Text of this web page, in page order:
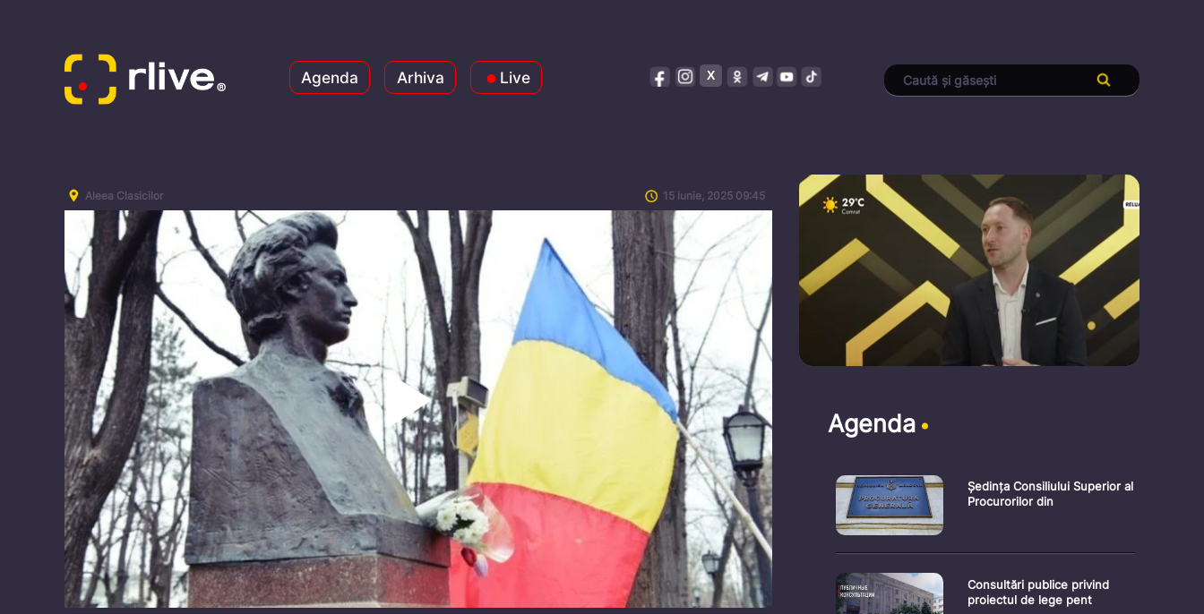
Agenda Arhiva Live
Aleea Clasicilor 15 iunie, 2025 09:45
Play
Video
Agenda
Ședința Consiliului Superior al
Procurorilor din
Consultări publice privind
proiectul de lege pent